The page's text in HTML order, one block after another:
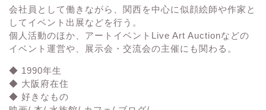
会社員として働きながら、関西を中心に似顔絵師や作家と
してイベント出展などを行う。
個人活動のほか、アートイベント Live Art Auctionなどの
イベント運営や、展示会・交流会の主催にも関わる。
◆ 1990年生
◆ 大阪府在住
◆ 好きなもの